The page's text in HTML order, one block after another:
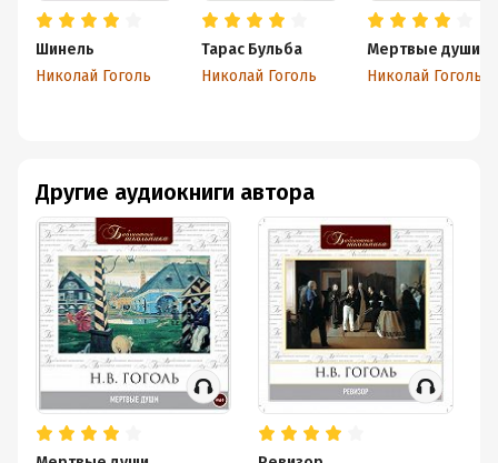
Шинель
Николай Гоголь
Тарас Бульба
Николай Гоголь
Мертвые души
Николай Гоголь
Другие аудиокниги автора